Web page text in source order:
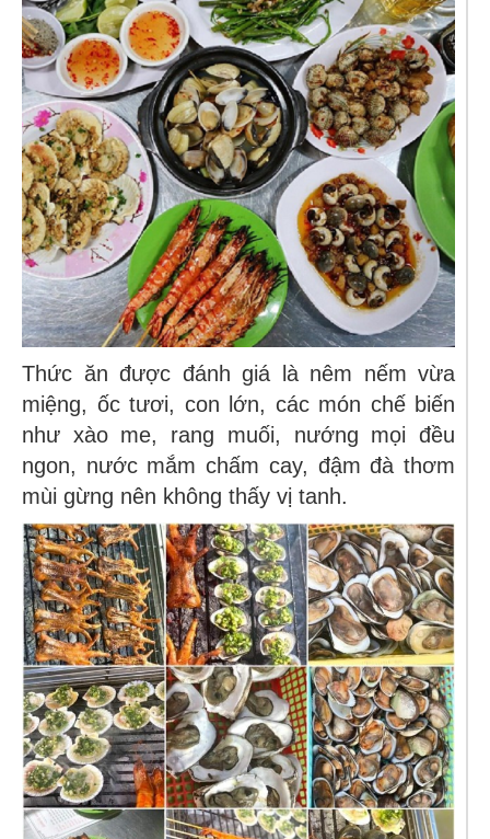
Thức ăn được đánh giá là nêm nếm vừa
miệng, ốc tươi, con lớn, các món chế biến
như xào me, rang muối, nướng mọi đều
ngon, nước mắm chấm cay, đậm đà thơm
mùi gừng nên không thấy vị tanh.